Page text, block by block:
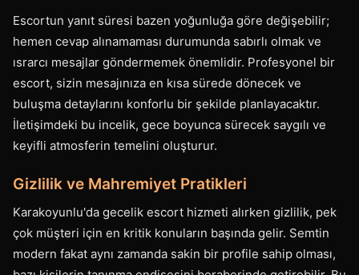
Escortun yanıt süresi bazen yoğunluğa göre değişebilir;
hemen cevap alınamaması durumunda sabırlı olmak ve
ısrarcı mesajlar göndermemek önemlidir. Profesyonel bir
escort, sizin mesajınıza en kısa sürede dönecek ve
buluşma detaylarını konforlu bir şekilde planlayacaktır.
İletişimdeki bu incelik, gece boyunca sürecek saygılı ve
keyifli atmosferin temelini oluşturur.
Gizlilik ve Mahremiyet Pratikleri
Karakoyunlu'da gecelik escort hizmeti alırken gizlilik, pek
çok müşteri için en kritik konuların başında gelir. Semtin
modern fakat aynı zamanda sakin bir profile sahip olması,